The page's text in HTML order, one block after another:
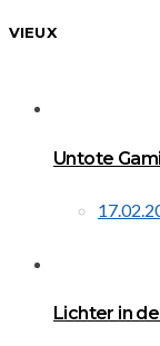
VIEUX
Untote
Lichter in